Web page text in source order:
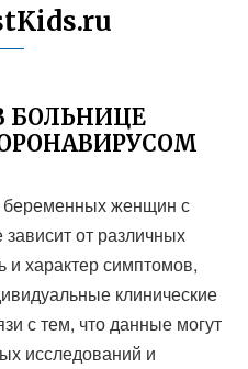
БОЛЬНИЦЕ
беременных женщин с
от различных
и характер симптомов,
клинические
с тем, что данные могут
исследований и